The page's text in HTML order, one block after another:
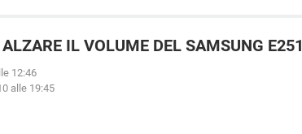
IL VOLUME DEL SAMSUNG E251
12:46
alle 19:45